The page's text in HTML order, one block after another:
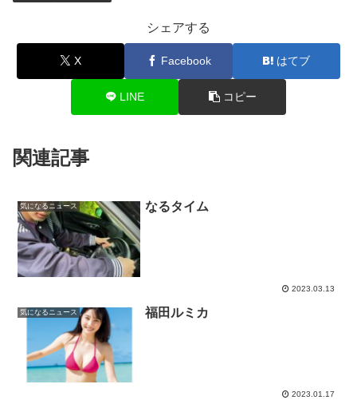
シェアする
X Facebook はてブ
LINE コピー
関連記事
気になるニュース なるタイム
2023.03.13
気になるニュース 福田ルミカ
2023.01.17